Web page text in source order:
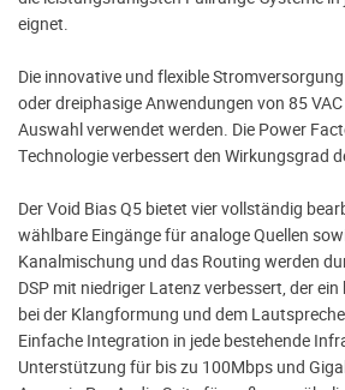
eignet.
Die innovative und flexible
oder dreiphasige Anwendungen von 85
Auswahl verwendet werden. Die Power
Technologie verbessert den Wirkungsgrad
Der Void Bias Q5 bietet vier vollständig
wählbare Eingänge für analoge Quellen
Kanalmischung und das Routing werden
DSP mit niedriger Latenz verbessert, der
bei der Klangformung und dem
Einfache Integration in jede bestehende
Unterstützung für bis zu 100Mbps und